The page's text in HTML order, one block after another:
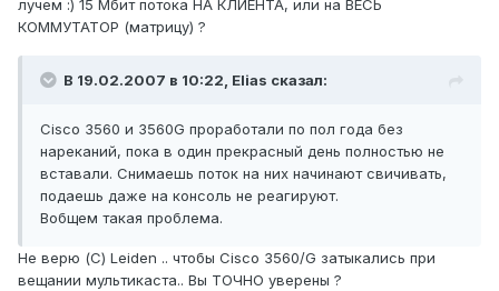
лучем :) 15 Мбит потока НА КЛИЕНТА, или на ВЕСЬ
КОММУТАТОР (матрицу) ?
В 19.02.2007 в 10:22, Elias сказал:
Cisco 3560 и 3560G проработали по пол года без
нареканий, пока в один прекрасный день полностью не
вставали. Снимаешь поток на них начинают свичивать,
подаешь даже на консоль не реагируют.
Вобщем такая проблема.
Не верю (С) Leiden .. чтобы Cisco 3560/G затыкались при
вещании мультикаста.. Вы ТОЧНО уверены ?